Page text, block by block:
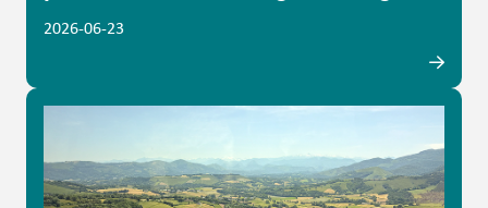
2026-06-23